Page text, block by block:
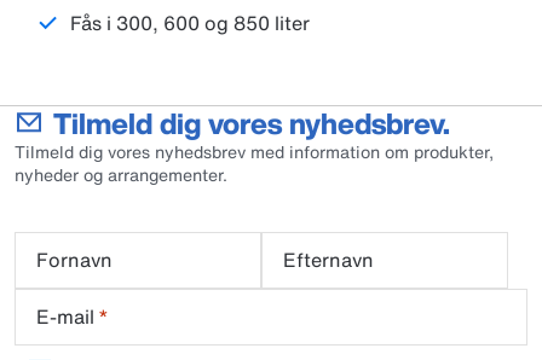
Fås i 300, 600 og 850 liter
Tilmeld dig vores nyhedsbrev.
Tilmeld dig vores nyhedsbrev med information om produkter,
nyheder og arrangementer.
Fornavn
Efternavn
E-mail *